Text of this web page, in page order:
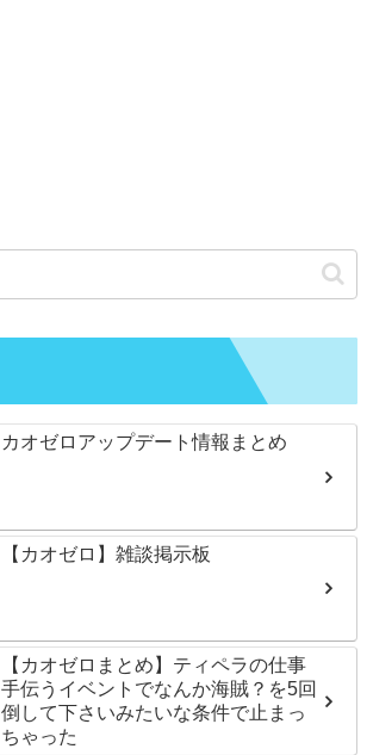
カオゼロアップデート情報まとめ
【カオゼロ】雑談掲示板
【カオゼロまとめ】ティペラの仕事
手伝うイベントでなんか海賊？を5回
倒して下さいみたいな条件で止まっ
ちゃった